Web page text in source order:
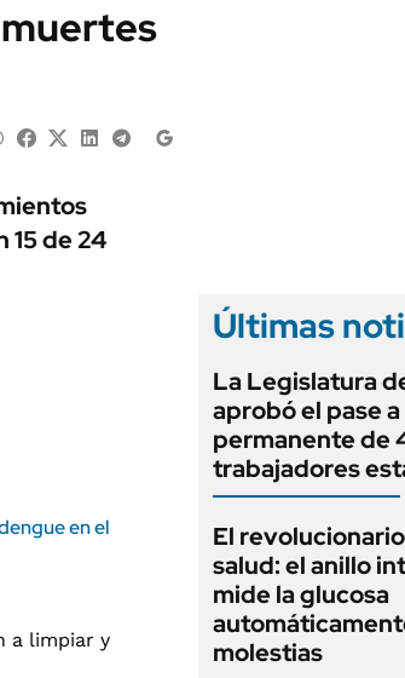
MUNDO
LIFESTYLE
AUTOS
15 de 24
en el
Últimas
La Legislatura
aprobó el pase
permanente de
trabajadores
El
salud: el anillo
mide la glucosa
molestias